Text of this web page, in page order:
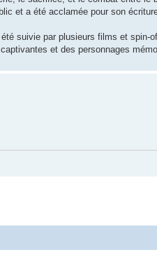
et a été acclamée pour son
suivie par plusieurs films et
et des personnages